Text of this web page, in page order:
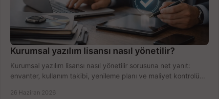
Kurumsal yazılım lisansı nasıl yönetilir?
Kurumsal yazılım lisansı nasıl yönetilir sorusuna net yanıt:
envanter, kullanım takibi, yenileme planı ve maliyet kontrolü
26 Haziran 2026